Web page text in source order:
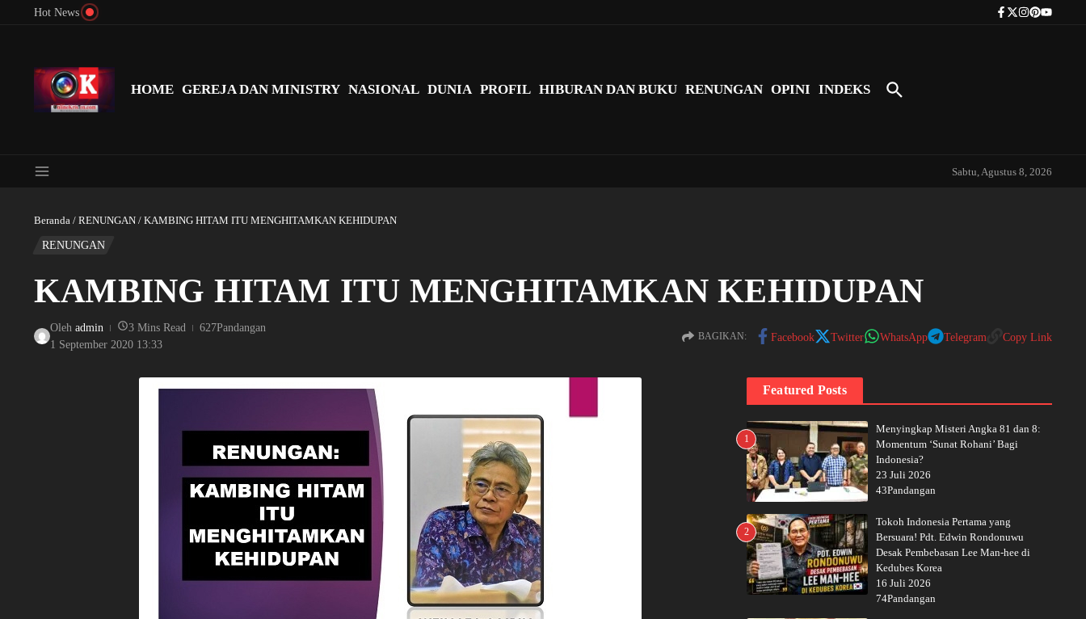
Lewati ke konten
Hot News Tokoh Indonesia Pertama yang
HOME GEREJA DAN MINISTRY NASIONAL DUNIA PROFIL HIBURAN DAN BUKU RENUNGAN OPINI INDEKS
Sabtu, Agustus 8, 2026
Beranda / RENUNGAN / KAMBING HITAM ITU MENGHITAMKAN KEHIDUPAN
RENUNGAN
KAMBING HITAM ITU MENGHITAMKAN KEHIDUPAN
Oleh admin 3 Mins Read
627Pandangan
1 September 2020 13:33
BAGIKAN: Facebook Twitter WhatsApp Telegram Copy Link
Featured Posts
1
Menyingkap Misteri Angka 81 dan 8:
Momentum ‘Sunat Rohani’ Bagi
Indonesia?
23 Juli 2026
43Pandangan
2
Tokoh Indonesia Pertama yang
Bersuara! Pdt. Edwin Rondonuwu
Desak Pembebasan Lee Man-hee di
Kedubes Korea
16 Juli 2026
74Pandangan